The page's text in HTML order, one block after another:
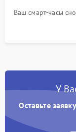
Ваш смарт-часы
У
Оставьте